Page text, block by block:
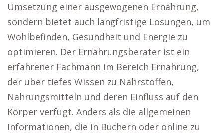
Umsetzung einer ausgewogenen Ernährung,
sondern bietet auch langfristige Lösungen, um
Wohlbefinden, Gesundheit und Energie zu
optimieren. Der Ernährungsberater ist ein
erfahrener Fachmann im Bereich Ernährung,
der über tiefes Wissen zu Nährstoffen,
Nahrungsmitteln und deren Einfluss auf den
Körper verfügt. Anders als die allgemeinen
Informationen, die in Büchern oder online zu